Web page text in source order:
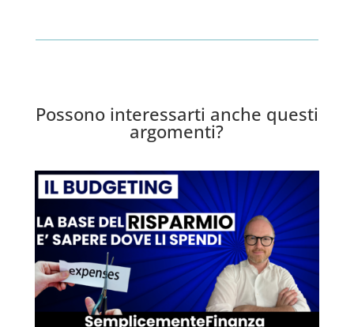
Possono interessarti anche questi
argomenti?